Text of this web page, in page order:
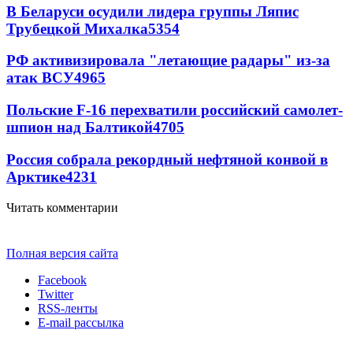
В Беларуси осудили лидера группы Ляпис
Трубецкой Михалка5354
РФ активизировала "летающие радары" из-за
атак ВСУ4965
Польские F-16 перехватили российский самолет-
шпион над Балтикой4705
Россия собрала рекордный нефтяной конвой в
Арктике4231
Читать комментарии
Полная версия сайта
Facebook
Twitter
RSS-ленты
E-mail рассылка